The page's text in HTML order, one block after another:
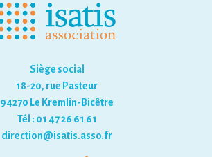
Siège social
18-20, rue Pasteur
94270 Le Kremlin-Bicêtre
Tél : 01 47 26 61 61
direction@isatis.asso.fr